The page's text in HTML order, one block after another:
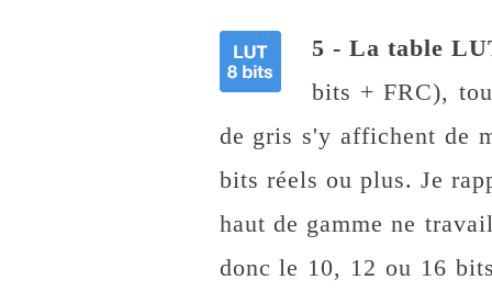
5 - La table
bits + FRC),
de gris s'y affichent de
bits réels ou plus. Je
haut de gamme ne
donc le 10, 12 ou 16